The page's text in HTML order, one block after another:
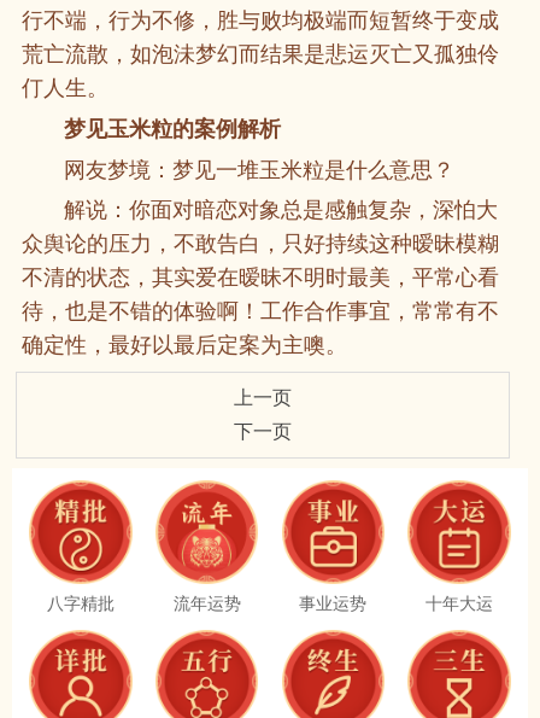
行不端，行为不修，胜与败均极端而短暂终于变成
荒亡流散，如泡沬梦幻而结果是悲运灭亡又孤独伶
仃人生。
梦见玉米粒的案例解析
网友梦境：梦见一堆玉米粒是什么意思？
解说：你面对暗恋对象总是感触复杂，深怕大
众舆论的压力，不敢告白，只好持续这种暧昧模糊
不清的状态，其实爱在暧昧不明时最美，平常心看
待，也是不错的体验啊！工作合作事宜，常常有不
确定性，最好以最后定案为主噢。
上一页
下一页
八字精批 流年运势 事业运势 十年大运